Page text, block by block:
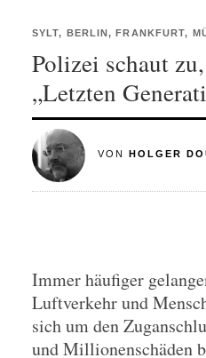
SYLT, BERLIN, FRANKFURT,
Polizei schaut
„Letzten
VON HOLGER
Immer häufiger
Luftverkehr und
sich um den
und Millionenschäden